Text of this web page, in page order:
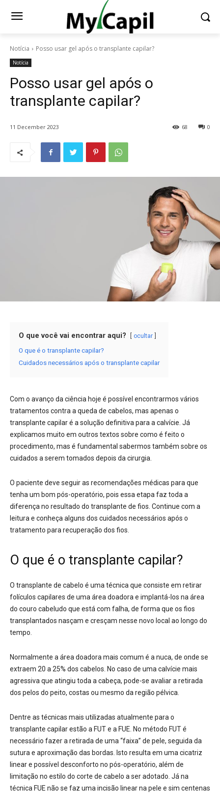
Notícia Posso usar gel após o transplante capilar?
Notícia
Posso usar gel após o
transplante capilar?
11 December 2023 0
68
O que você vai encontrar aqui? ocultar
O que é o transplante capilar?
Cuidados necessários após o transplante capilar
Com o avanço da ciência hoje é possível encontrarmos vários
tratamentos contra a queda de cabelos, mas apenas o
transplante capilar é a solução definitiva para a calvície. Já
explicamos muito em outros textos sobre como é feito o
procedimento, mas é fundamental sabermos também sobre os
cuidados a serem tomados depois da cirurgia.
O paciente deve seguir as recomendações médicas para que
tenha um bom pós-operatório, pois essa etapa faz toda a
diferença no resultado do transplante de fios. Continue com a
leitura e conheça alguns dos cuidados necessários após o
tratamento para recuperação dos fios.
O que é o transplante capilar?
O transplante de cabelo é uma técnica que consiste em retirar
folículos capilares de uma área doadora e implantá-los na área
do couro cabeludo que está com falha, de forma que os fios
transplantados nasçam e cresçam nesse novo local ao longo do
tempo.
Normalmente a área doadora mais comum é a nuca, de onde se
extraem 20 a 25% dos cabelos. No caso de uma calvície mais
agressiva que atingiu toda a cabeça, pode-se avaliar a retirada
dos pelos do peito, costas ou mesmo da região pélvica.
Dentre as técnicas mais utilizadas atualmente para o
transplante capilar estão a FUT e a FUE. No método FUT é
necessário fazer a retirada de uma “faixa” de pele, seguida da
sutura e aproximação das bordas. Isto resulta em uma cicatriz
linear e possível desconforto no pós-operatório, além de
limitação no estilo do corte de cabelo a ser adotado. Já na
técnica FUE não se faz uma incisão linear na pele e sim centenas